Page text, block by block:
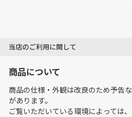
当店のご利用に関して
商品について
商品の仕様・外観は改良のため予告
があります。
ご覧いただいている環境によっては